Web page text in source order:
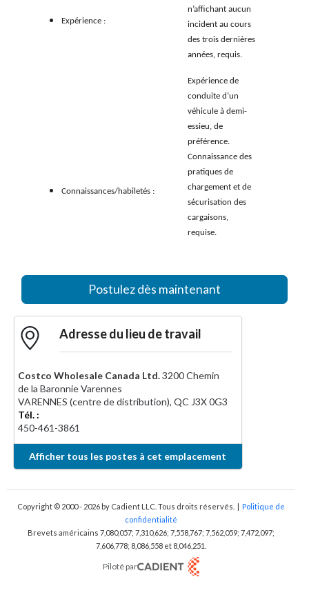
Expérience :
n’affichant aucun
incident au cours
des trois dernières
années, requis.
Expérience de
conduite d’un
véhicule à demi-
essieu, de
préférence.
Connaissances/habiletés :
Connaissance des
pratiques de
chargement et de
sécurisation des
cargaisons,
requise.
Postulez dès maintenant
Adresse du lieu de travail
Costco Wholesale Canada Ltd.3200 Chemin
de la Baronnie Varennes
VARENNES (centre de distribution), QC J3X 0G3
Tél. :
450-461-3861
Afficher tous les postes à cet emplacement
Copyright © 2000 - 2026 by Cadient LLC. Tous droits réservés. | Politique de
confidentialité
Brevets américains 7,080,057; 7,310,626; 7,558,767; 7,562,059; 7,472,097;
7,606,778; 8,086,558 et 8,046,251.
Piloté par